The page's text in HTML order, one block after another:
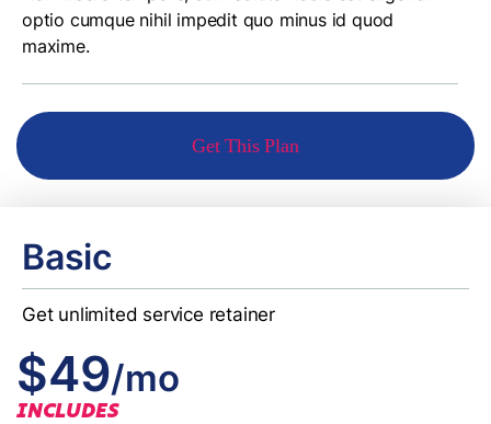
optio cumque nihil impedit quo minus id quod
maxime.
Get This Plan
Basic
Get unlimited service retainer
$49/mo
INCLUDES